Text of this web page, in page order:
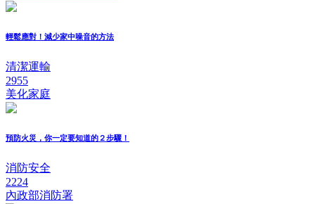
輕鬆應對！減少家中噪音的方法
清潔運輸
2955
美化家庭
預防火災，你一定要知道的２步驟！
消防安全
2224
內政部消防署